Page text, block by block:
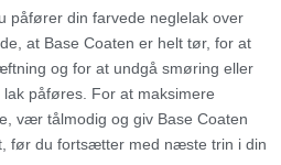
påfører din farvede neglelak over
at Base Coaten er helt tør, for at
og for at undgå smøring eller
påføres. For at maksimere
vær tålmodig og giv Base Coaten
før du fortsætter med næste trin i din